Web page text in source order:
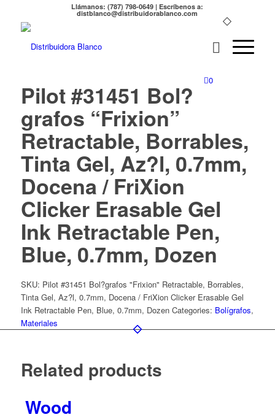
Llámanos: (787) 798-0649 | Escríbenos a:
distblanco@distribuidorablanco.com
0
Pilot #31451 Bol?
grafos “Frixion”
Retractable, Borrables,
Tinta Gel, Az?l, 0.7mm,
Docena / FriXion
Clicker Erasable Gel
Ink Retractable Pen,
Blue, 0.7mm, Dozen
SKU: Pilot #31451 Bol?grafos "Frixion" Retractable, Borrables,
Tinta Gel, Az?l, 0.7mm, Docena / FriXion Clicker Erasable Gel
Ink Retractable Pen, Blue, 0.7mm, Dozen Categories: Bolígrafos,
Materiales
Related products
Wood